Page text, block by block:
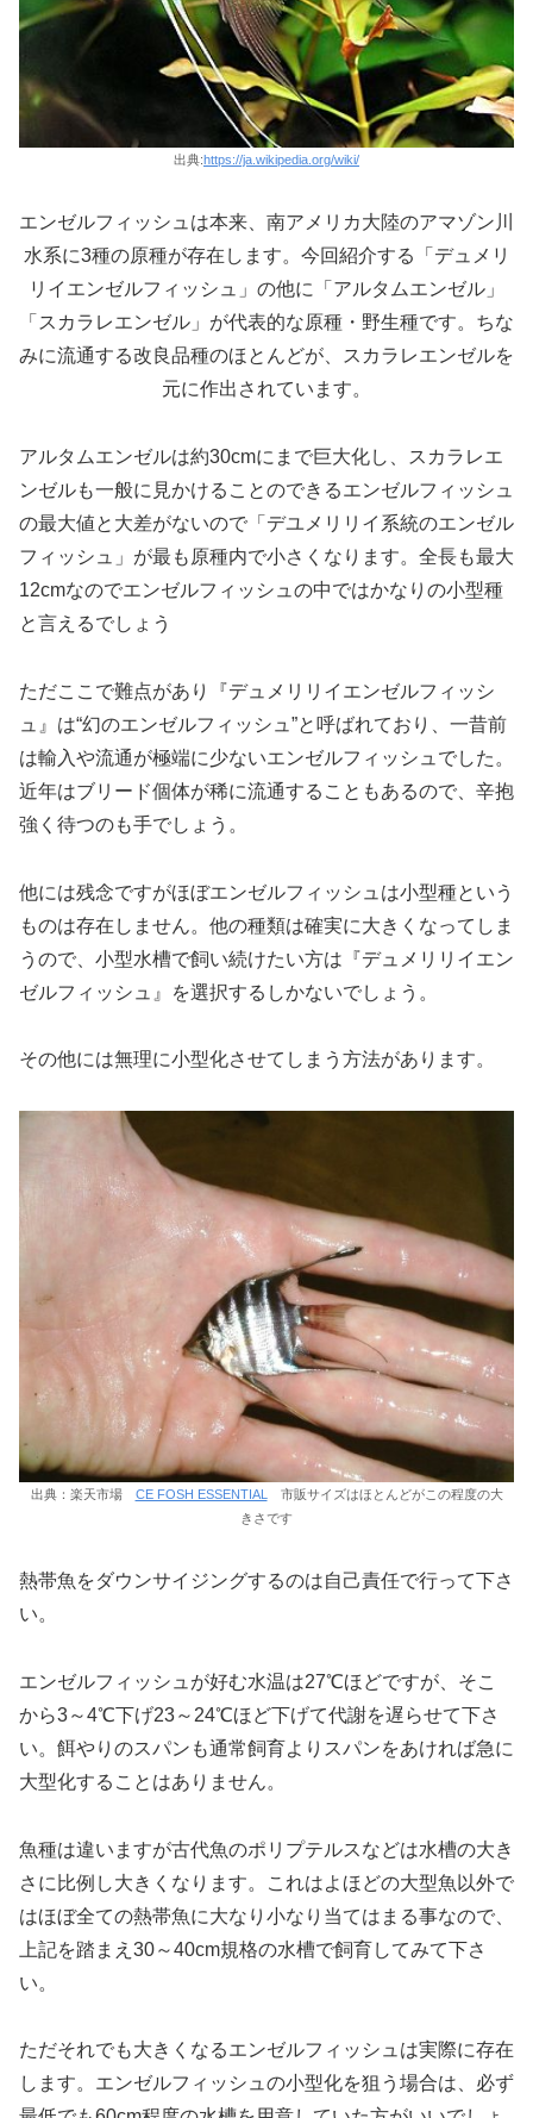
出典:https://ja.wikipedia.org/wiki/
エンゼルフィッシュは本来、南アメリカ大陸のアマゾン川
水系に3種の原種が存在します。今回紹介する「デュメリ
リイエンゼルフィッシュ」の他に「アルタムエンゼル」
「スカラレエンゼル」が代表的な原種・野生種です。ちな
みに流通する改良品種のほとんどが、スカラレエンゼルを
元に作出されています。
アルタムエンゼルは約30cmにまで巨大化し、スカラレエ
ンゼルも一般に見かけることのできるエンゼルフィッシュ
の最大値と大差がないので「デユメリリイ系統のエンゼル
フィッシュ」が最も原種内で小さくなります。全長も最大
12cmなのでエンゼルフィッシュの中ではかなりの小型種
と言えるでしょう
ただここで難点があり『デュメリリイエンゼルフィッシ
ュ』は“幻のエンゼルフィッシュ”と呼ばれており、一昔前
は輸入や流通が極端に少ないエンゼルフィッシュでした。
近年はブリード個体が稀に流通することもあるので、辛抱
強く待つのも手でしょう。
他には残念ですがほぼエンゼルフィッシュは小型種という
ものは存在しません。他の種類は確実に大きくなってしま
うので、小型水槽で飼い続けたい方は『デュメリリイエン
ゼルフィッシュ』を選択するしかないでしょう。
その他には無理に小型化させてしまう方法があります。
出典：楽天市場 CE FOSH ESSENTIAL
市販サイズはほとんどがこの程度の大
きさです
熱帯魚をダウンサイジングするのは自己責任で行って下さ
い。
エンゼルフィッシュが好む水温は27℃ほどですが、そこ
から3～4℃下げ23～24℃ほど下げて代謝を遅らせて下さ
い。餌やりのスパンも通常飼育よりスパンをあければ急に
大型化することはありません。
魚種は違いますが古代魚のポリプテルスなどは水槽の大き
さに比例し大きくなります。これはよほどの大型魚以外で
はほぼ全ての熱帯魚に大なり小なり当てはまる事なので、
上記を踏まえ30～40cm規格の水槽で飼育してみて下さ
い。
ただそれでも大きくなるエンゼルフィッシュは実際に存在
します。エンゼルフィッシュの小型化を狙う場合は、必ず